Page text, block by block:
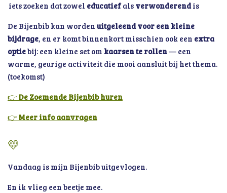
iets zoeken dat zowel educatiefals verwonderendis
De Bijenbib kan worden uitgeleend voor een kleine
bijdrage, en er komt binnenkort misschien ook een extra
optiebij: een kleine set om kaarsen te rollen— een
warme, geurige activiteit die mooi aansluit bij het thema.
(toekomst)
👉 De Zoemende Bijenbib huren
👉 Meer info aanvragen
💛
Vandaag is mijn Bijenbib uitgevlogen.
En ik vlieg een beetje mee.